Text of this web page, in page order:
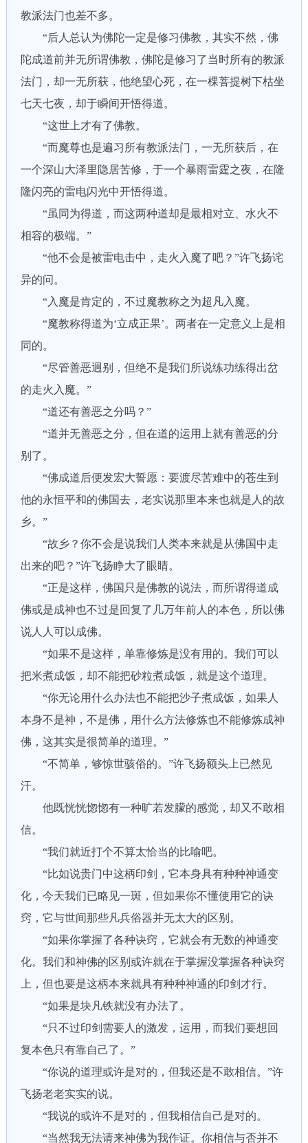
教派法门也差不多。
“后人总认为佛陀一定是修习佛教，其实不然，佛
陀成道前并无所谓佛教，佛陀是修习了当时所有的教派
法门，却一无所获，他绝望心死，在一棵菩提树下枯坐
七天七夜，却于瞬间开悟得道。
“这世上才有了佛教。
“而魔尊也是遍习所有教派法门，一无所获后，在
一个深山大泽里隐居苦修，于一个暴雨雷霆之夜，在隆
隆闪亮的雷电闪光中开悟得道。
“虽同为得道，而这两种道却是最相对立、水火不
相容的极端。”
“他不会是被雷电击中，走火入魔了吧？”许飞扬诧
异的问。
“入魔是肯定的，不过魔教称之为超凡入魔。
“魔教称得道为‘立成正果’。两者在一定意义上是相
同的。
“尽管善恶迥别，但绝不是我们所说练功练得出岔
的走火入魔。”
“道还有善恶之分吗？”
“道并无善恶之分，但在道的运用上就有善恶的分
别了。
“佛成道后便发宏大誓愿：要渡尽苦难中的苍生到
他的永恒平和的佛国去，老实说那里本来也就是人的故
乡。”
“故乡？你不会是说我们人类本来就是从佛国中走
出来的吧？”许飞扬睁大了眼睛。
“正是这样，佛国只是佛教的说法，而所谓得道成
佛或是成神也不过是回复了几万年前人的本色，所以佛
说人人可以成佛。
“如果不是这样，单靠修炼是没有用的。我们可以
把米煮成饭，却不能把砂粒煮成饭，就是这个道理。
“你无论用什么办法也不能把沙子煮成饭，如果人
本身不是神，不是佛，用什么方法修炼也不能修炼成神
佛，这其实是很简单的道理。”
“不简单，够惊世骇俗的。”许飞扬额头上已然见
汗。
他既恍恍惚惚有一种旷若发朦的感觉，却又不敢相
信。
“我们就近打个不算太恰当的比喻吧。
“比如说贵门中这柄印剑，它本身具有种种神通变
化，今天我们已略见一斑，但如果你不懂使用它的诀
窍，它与世间那些凡兵俗器并无太大的区别。
“如果你掌握了各种诀窍，它就会有无数的神通变
化。我们和神佛的区别或许就在于掌握没掌握各种诀窍
上，但也要是这柄本来就具有种种神通的印剑才行。
“如果是块凡铁就没有办法了。
“只不过印剑需要人的激发，运用，而我们要想回
复本色只有靠自己了。”
“你说的道理或许是对的，但我还是不敢相信。”许
飞扬老老实实的说。
“我说的或许不是对的，但我相信自己是对的。
“当然我无法请来神佛为我作证。你相信与否并不